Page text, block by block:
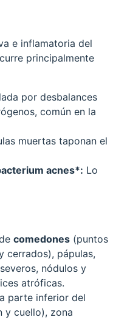
e inflamatoria del
principalmente
por desbalances
común en la
muertas taponan el
acnes*: Lo
comedones (puntos
cerrados), pápulas,
nódulos y
atróficas.
parte inferior del
y cuello), zona